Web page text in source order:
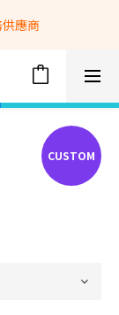
應商
應商
網站落單, 不適用
)
應商